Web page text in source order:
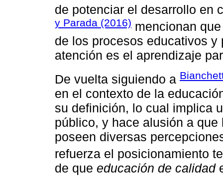
de potenciar el desarrollo en
y Parada (2016) mencionan
de los procesos educativos
atención es el aprendizaje
De vuelta siguiendo a
en el contexto de la
su definición, lo cual implica
público, y hace alusión a
poseen diversas
refuerza el posicionamiento
de que educación de calidad